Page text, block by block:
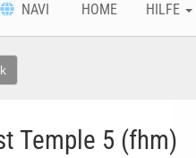
NAVI HOME HILFE
Temple 5 (fhm)